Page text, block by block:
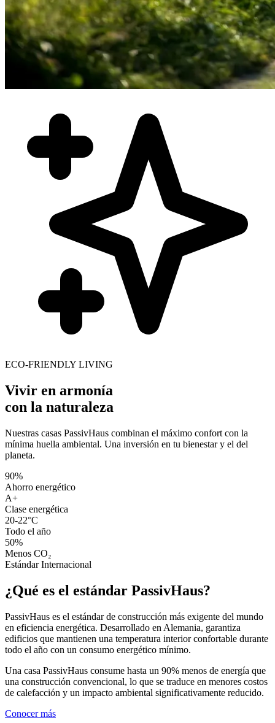
ECO-FRIENDLY LIVING
Vivir en armonía
con la naturaleza
Nuestras casas PassivHaus combinan el máximo confort con la
mínima huella ambiental. Una inversión en tu bienestar y el del
planeta.
90%
Ahorro energético
A+
Clase energética
20-22°C
Todo el año
50%
Menos CO₂
Estándar Internacional
¿Qué es el estándar PassivHaus?
PassivHaus es el estándar de construcción más exigente del mundo
en eficiencia energética. Desarrollado en Alemania, garantiza
edificios que mantienen una temperatura interior confortable durante
todo el año con un consumo energético mínimo.
Una casa PassivHaus consume hasta un 90% menos de energía que
una construcción convencional, lo que se traduce en menores costos
de calefacción y un impacto ambiental significativamente reducido.
Conocer más